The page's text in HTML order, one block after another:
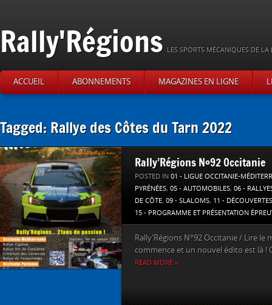
Rally'Régions LES SPORTS MÉCANIQUES DE
ACCUEIL ABONNEMENTS MAGAZINES EN LIGNE
Tagged: Rallye des Côtes du Tarn 2022
Rally’Régions N°92 Occitanie
POSTED IN 01 - LIGUE OCCITANIE-
PYRÉNÉES, 05 - AUTOMOBILES, 06 -
DE CÔTE, 09 - SLALOMS, 11 - DÉCOUVERTES
15 - PROGRAMME ET PRÉSENTATION
Rally’Régions N°92 Occitanie / Lire
commence et un nouvel édito est là !
READ MORE »